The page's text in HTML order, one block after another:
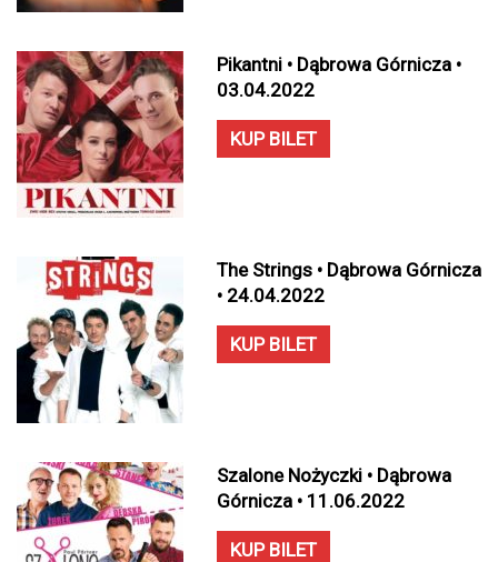
Pikantni • Dąbrowa Górnicza •
03.04.2022
KUP BILET
The Strings • Dąbrowa Górnicza
• 24.04.2022
KUP BILET
Szalone Nożyczki • Dąbrowa
Górnicza • 11.06.2022
KUP BILET